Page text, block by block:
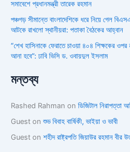
সমাবেশে প্রধানমন্ত্রী তারেক রহমান
পঞ্চগড় সীমান্তে বাংলাদেশিকে ধরে নিয়ে গেল
আটকে রাখলো স্থানীয়রা: পতাকা বৈঠকের আহ্বান
“শেখ হাসিনাকে ফেরাতে চাওয়া ৪০৪ শিক্ষকের
আনা হবে”: ঢাবি ভিসি ড. ওবায়দুল ইসলাম
মন্তব্য
Rashed Rahman onডিজিটাল নিরাপত্তা
Guest onশুভ বিবাহ বার্ষিকী, ভাইয়া ও ভাবী
Guest onশহীদ রাষ্ট্রপতি জিয়াউর রহমান বীর